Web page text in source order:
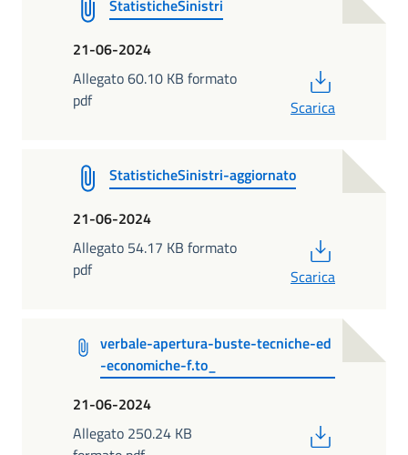
StatisticheSinistri
21-06-2024
Allegato 60.10 KB formato
pdf
Scarica
StatisticheSinistri-aggiornato
21-06-2024
Allegato 54.17 KB formato
pdf
Scarica
verbale-apertura-buste-tecniche-ed
-economiche-f.to_
21-06-2024
Allegato 250.24 KB